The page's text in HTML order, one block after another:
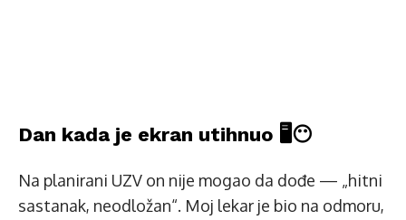
Dan kada je ekran utihnuo 🖥️😶
Na planirani UZV on nije mogao da dođe — „hitni
sastanak, neodložan“. Moj lekar je bio na odmoru,